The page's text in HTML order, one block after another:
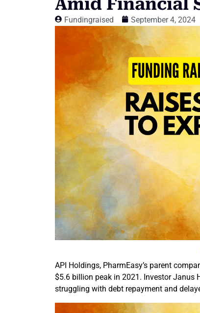
Amid Financial
Fundingraised September 4, 2024
API Holdings, PharmEasy’s parent
$5.6 billion peak in 2021. Investor Janus
struggling with debt repayment and